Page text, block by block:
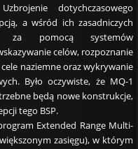
dotychczasowego
a wśród ich zasadniczych
za pomocą systemów
celów, rozpoznanie
naziemne oraz wykrywanie
Było oczywiste, że MQ-1
będą nowe konstrukcje,
tego BSP.
Extended Range Multi-
zasięgu), w którym